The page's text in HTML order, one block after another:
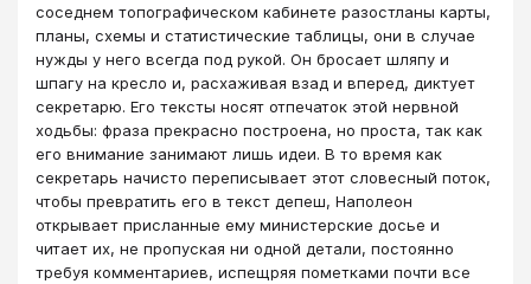
соседнем топографическом каби­нете разостланы карты,
планы, схемы и статистические таблицы, они в случае
нужды у него всегда под рукой. Он бросает шляпу и
шпагу на кресло и, расхаживая взад и вперед, диктует
секрета­рю. Его тексты носят отпечаток этой нервной
ходьбы: фраза пре­красно построена, но проста, так как
его внимание занимают лишь идеи. В то время как
секретарь начисто пере­писывает этот словесный поток,
чтобы превратить его в текст де­пеш, Наполеон
открывает присланные ему министерские досье и
читает их, не пропуская ни одной детали, постоянно
требуя ком­ментариев, испещряя пометками почти все